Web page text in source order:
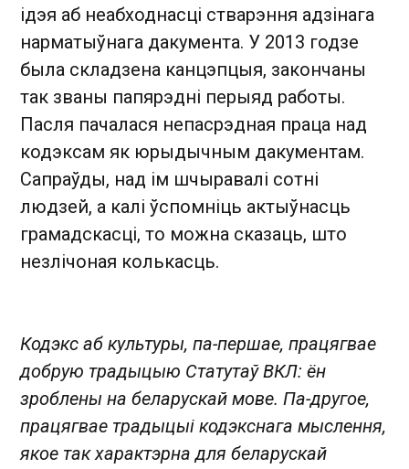
ідэя аб неабходнасці стварэння адзінага
нарматыўнага дакумента. У 2013 годзе
была складзена канцэпцыя, закончаны
так званы папярэдні перыяд работы.
Пасля пачалася непасрэдная праца над
кодэксам як юрыдычным дакументам.
Сапраўды, над ім шчыравалі сотні
людзей, а калі ўспомніць актыўнасць
грамадскасці, то можна сказаць, што
незлічоная колькасць.
Кодэкс аб культуры, па-першае, працягвае
добрую традыцыю Статутаў ВКЛ: ён
зроблены на беларускай мове. Па-другое,
працягвае традыцыі кодэкснага мыслення,
якое так характэрна для беларускай